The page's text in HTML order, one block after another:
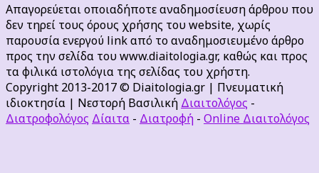
Απαγορεύεται οποιαδήποτε αναδημοσίευση άρθρου που
δεν τηρεί τους όρους χρήσης του website, χωρίς
παρουσία ενεργού link από το αναδημοσιευμένο άρθρο
προς την σελίδα του www.diaitologia.gr, καθώς και προς
τα φιλικά ιστολόγια της σελίδας του χρήστη.
Copyright 2013-2017 © Diaitologia.gr | Πνευματική
ιδιοκτησία | Νεστορή Βασιλική Διαιτολόγος -
Διατροφολόγος Δίαιτα - Διατροφή - Online Διαιτολόγος